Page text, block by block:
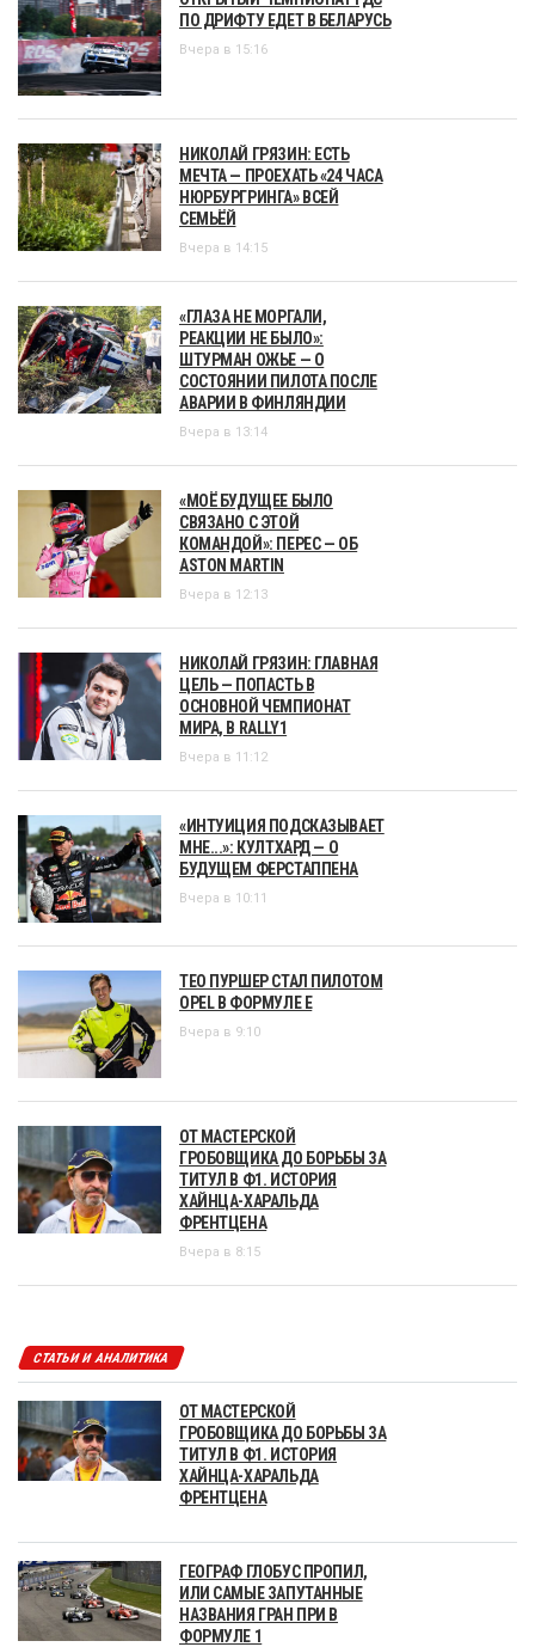
ПО ДРИФТУ ЕДЕТ В БЕЛАРУСЬ
Вчера в 15:16
НИКОЛАЙ ГРЯЗИН: ЕСТЬ
МЕЧТА — ПРОЕХАТЬ «24 ЧАСА
НЮРБУРГРИНГА» ВСЕЙ
СЕМЬЁЙ
Вчера в 14:15
«ГЛАЗА НЕ МОРГАЛИ,
РЕАКЦИИ НЕ БЫЛО»:
ШТУРМАН ОЖЬЕ — О
СОСТОЯНИИ ПИЛОТА ПОСЛЕ
АВАРИИ В ФИНЛЯНДИИ
Вчера в 13:14
«МОЁ БУДУЩЕЕ БЫЛО
СВЯЗАНО С ЭТОЙ
КОМАНДОЙ»: ПЕРЕС — ОБ
ASTON MARTIN
Вчера в 12:13
НИКОЛАЙ ГРЯЗИН: ГЛАВНАЯ
ЦЕЛЬ — ПОПАСТЬ В
ОСНОВНОЙ ЧЕМПИОНАТ
МИРА, В RALLY1
Вчера в 11:12
«ИНТУИЦИЯ ПОДСКАЗЫВАЕТ
МНЕ...»: КУЛТХАРД — О
БУДУЩЕМ ФЕРСТАППЕНА
Вчера в 10:11
ТЕО ПУРШЕР СТАЛ ПИЛОТОМ
OPEL В ФОРМУЛЕ Е
Вчера в 9:10
ОТ МАСТЕРСКОЙ
ГРОБОВЩИКА ДО БОРЬБЫ ЗА
ТИТУЛ В Ф1. ИСТОРИЯ
ХАЙНЦА-ХАРАЛЬДА
ФРЕНТЦЕНА
Вчера в 8:15
СТАТЬИ И АНАЛИТИКА
ОТ МАСТЕРСКОЙ
ГРОБОВЩИКА ДО БОРЬБЫ ЗА
ТИТУЛ В Ф1. ИСТОРИЯ
ХАЙНЦА-ХАРАЛЬДА
ФРЕНТЦЕНА
ГЕОГРАФ ГЛОБУС ПРОПИЛ,
ИЛИ САМЫЕ ЗАПУТАННЫЕ
НАЗВАНИЯ ГРАН ПРИ В
ФОРМУЛЕ 1